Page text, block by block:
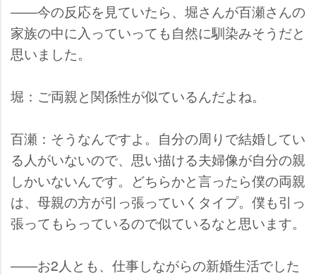
――今の反応を見ていたら、堀さんが百瀬さんの
家族の中に入っていっても自然に馴染みそうだと
思いました。
堀：ご両親と関係性が似ているんだよね。
百瀬：そうなんですよ。自分の周りで結婚してい
る人がいないので、思い描ける夫婦像が自分の親
しかいないんです。どちらかと言ったら僕の両親
は、母親の方が引っ張っていくタイプ。僕も引っ
張ってもらっているので似ているなと思います。
――お2人とも、仕事しながらの新婚生活でした